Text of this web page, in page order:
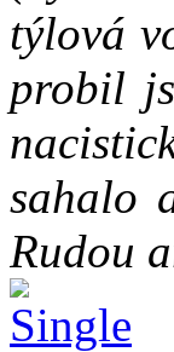
týlová
probil
sahalo
Rudou